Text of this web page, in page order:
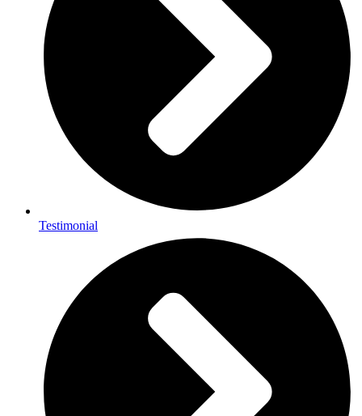
Testimonial